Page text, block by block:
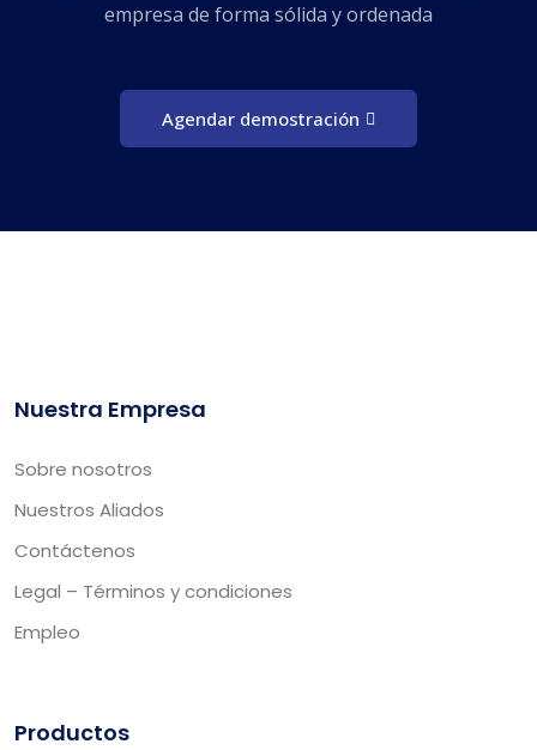
empresa de forma sólida y ordenada
Agendar demostración
Nuestra Empresa
Sobre nosotros
Nuestros Aliados
Contáctenos
Legal – Términos y condiciones
Empleo
Productos